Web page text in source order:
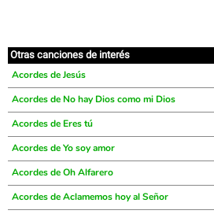
Otras canciones de interés
Acordes de Jesús
Acordes de No hay Dios como mi Dios
Acordes de Eres tú
Acordes de Yo soy amor
Acordes de Oh Alfarero
Acordes de Aclamemos hoy al Señor